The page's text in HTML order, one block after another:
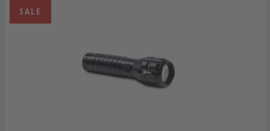
SALE